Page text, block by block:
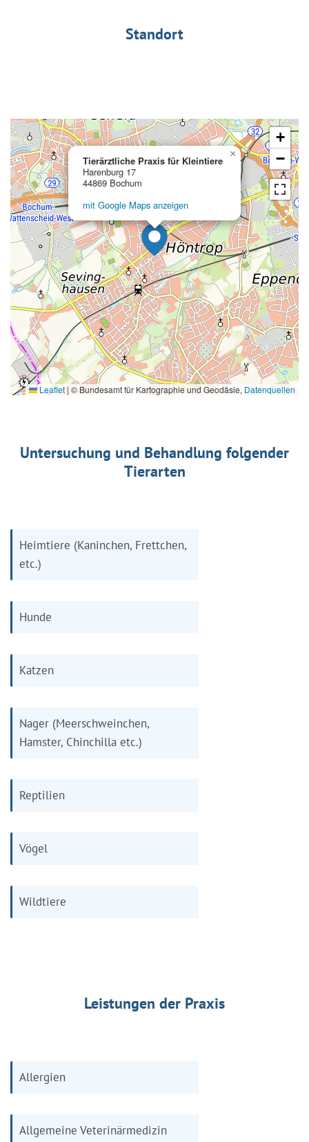
Standort
Tierärztliche Praxis für Kleintiere
Harenburg 17
44869 Bochum
mit Google Maps anzeigen
×
+
−
Leaflet | © Bundesamt für Kartographie und Geodäsie, Datenquellen
Untersuchung und Behandlung folgender
Tierarten
Heimtiere (Kaninchen, Frettchen,
etc.)
Hunde
Katzen
Nager (Meerschweinchen,
Hamster, Chinchilla etc.)
Reptilien
Vögel
Wildtiere
Leistungen der Praxis
Allergien
Allgemeine Veterinärmedizin